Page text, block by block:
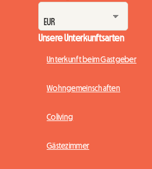
Unsere Unterkunftsarten
Unterkunft beim Gastgeber
Wohngemeinschaften
Coliving
Gästezimmer